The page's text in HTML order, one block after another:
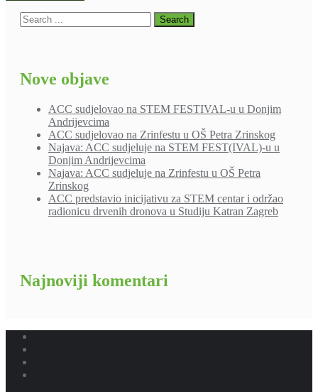
Nove objave
ACC sudjelovao na STEM FESTIVAL-u u Donjim
Andrijevcima
ACC sudjelovao na Zrinfestu u OŠ Petra Zrinskog
Najava: ACC sudjeluje na STEM FEST(IVAL)-u u
Donjim Andrijevcima
Najava: ACC sudjeluje na Zrinfestu u OŠ Petra
Zrinskog
ACC predstavio inicijativu za STEM centar i održao
radionicu drvenih dronova u Studiju Katran Zagreb
Najnoviji komentari